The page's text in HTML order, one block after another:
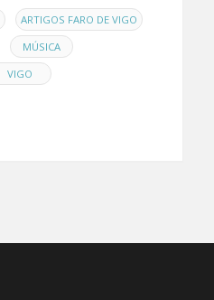
, ARTIGOS FARO DE VIGO ,
MÚSICA ,
VIGO